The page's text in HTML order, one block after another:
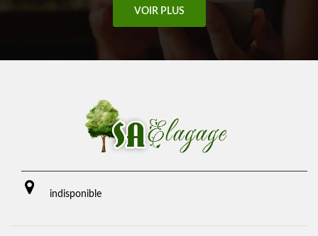
VOIR PLUS
indisponible